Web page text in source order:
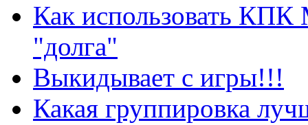
Как использовать
"долга"
Выкидывает с игры!!!
Какая группировка